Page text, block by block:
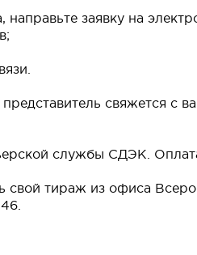
заявку на
свяжется с
службы СДЭК.
свой тираж из офиса